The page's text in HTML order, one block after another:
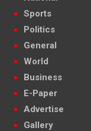
Sports
Politics
General
World
Business
E-Paper
Advertise
Gallery